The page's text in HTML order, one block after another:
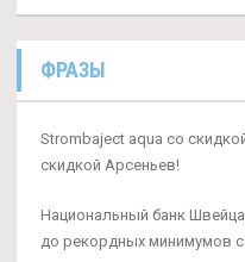
ФРАЗЫ
Strombaject aqua со
скидкой Арсеньев!
Национальный банк
до рекордных минимумов с